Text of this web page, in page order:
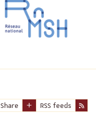
Share RSS feeds